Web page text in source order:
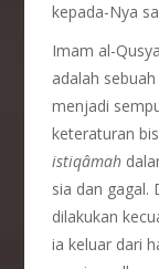
kepada-Nya
Imam al-
adalah
menjadi
keteraturan
istiqâmah
sia dan gagal.
dilakukan
ia keluar dari